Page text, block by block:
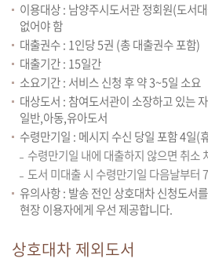
이용대상 : 남양주시도서관 정회원(도서
없어야 함
대출권수 : 1인당 5권 (총 대출권수 포함)
대출기간 : 15일간
소요기간 : 서비스 신청 후 약 3~5일 소요
대상도서 : 참여도서관이 소장하고 있는
일반,아동,유아도서
수령만기일 : 메시지 수신 당일 포함 4일(
수령만기일 내에 대출하지 않으면 취소
도서 미대출 시 수령만기일 다음날부터
유의사항 : 발송 전인 상호대차 신청도서
현장 이용자에게 우선 제공합니다.
상호대차 제외도서